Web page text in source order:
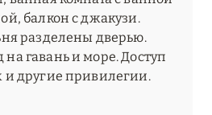
балкон с джакузи.
разделены дверью.
гавань и море. Доступ
другие привилегии.